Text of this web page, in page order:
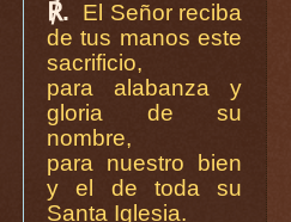
℟.
El Señor reciba
de tus manos este
sacrificio,
para alabanza y
gloria de su
nombre,
para nuestro bien
y el de toda su
Santa Iglesia.